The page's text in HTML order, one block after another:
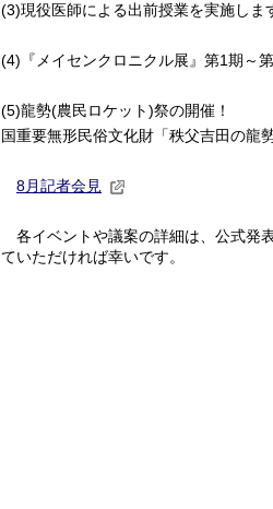
(3)現役医師による出前授業を実施しま
(4)『メイセンクロニクル展』第1期～
(5)龍勢(農民ロケット)祭の開催！
国重要無形民俗文化財「秩父吉田の龍
8月記者会見
各イベントや議案の詳細は、公式発
ていただければ幸いです。